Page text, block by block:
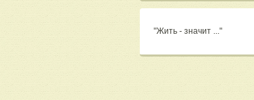
"Жить - значит ..."